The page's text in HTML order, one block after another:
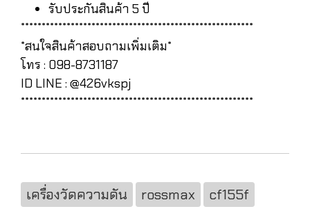
รับประกันสินค้า 5 ปี
********************************************************
*สนใจสินค้าสอบถามเพิ่มเติม*
โทร : 098-8731187
ID LINE : @426vkspj
********************************************************
เครื่องวัดความดัน rossmax cf155f